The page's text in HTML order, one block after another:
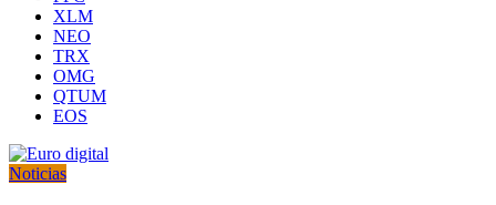
XLM
NEO
TRX
OMG
QTUM
EOS
Noticias